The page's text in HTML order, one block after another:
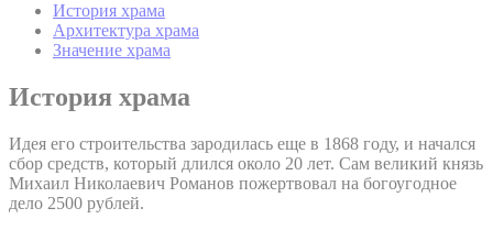
История храма
Архитектура храма
Значение храма
История храма
Идея его строительства зародилась еще в 1868 году, и начался
сбор средств, который длился около 20 лет. Сам великий князь
Михаил Николаевич Романов пожертвовал на богоугодное
дело 2500 рублей.